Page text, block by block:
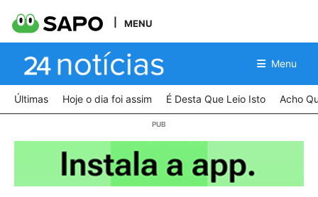
MENU
Menu
Últimas Hoje o dia foi assim É Desta Que Leio Isto Acho